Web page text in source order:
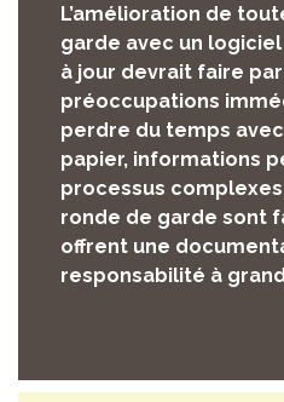
L’amélioration de
garde avec un
à jour devrait faire
préoccupations
perdre du temps
papier, informations
processus
ronde de garde sont
offrent une
responsabilité à